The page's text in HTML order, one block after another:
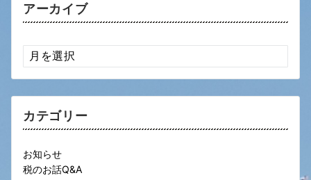
アーカイブ
ア
ー
カ
カテゴリー
お知らせ
税のお話Q&A